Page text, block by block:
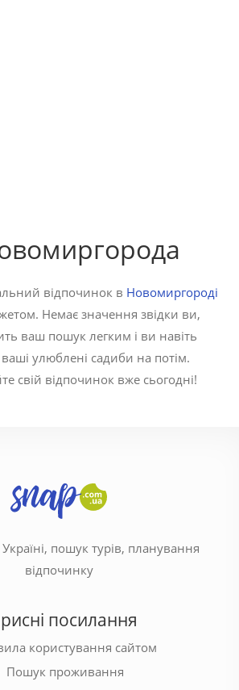
відпочинок в Новомиргороді
Немає значення звідки ви,
ваш пошук легким і ви навіть
улюблені садиби на потім.
свій відпочинок вже сьогодні!
пошук турів, планування
відпочинку
посилання
користування сайтом
Пошук проживання